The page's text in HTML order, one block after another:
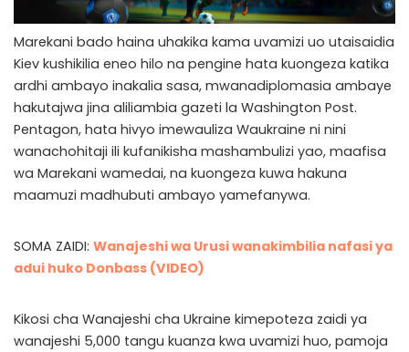
Marekani bado haina uhakika kama uvamizi uo utaisaidia
Kiev kushikilia eneo hilo na pengine hata kuongeza katika
ardhi ambayo inakalia sasa, mwanadiplomasia ambaye
hakutajwa jina aliliambia gazeti la Washington Post.
Pentagon, hata hivyo imewauliza Waukraine ni nini
wanachohitaji ili kufanikisha mashambulizi yao, maafisa
wa Marekani wamedai, na kuongeza kuwa hakuna
maamuzi madhubuti ambayo yamefanywa.
SOMA ZAIDI: Wanajeshi wa Urusi wanakimbilia nafasi ya
adui huko Donbass (VIDEO)
Kikosi cha Wanajeshi cha Ukraine kimepoteza zaidi ya
wanajeshi 5,000 tangu kuanza kwa uvamizi huo, pamoja